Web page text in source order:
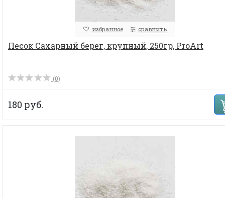
избранное сравнить
Песок Сахарный берег, крупный, 250гр, ProArt
(0)
180 руб.